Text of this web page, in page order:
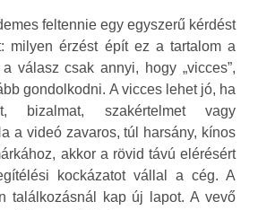
feltennie egy egyszerű kérdést
milyen érzést épít ez a tartalom a
válasz csak annyi, hogy „vicces”,
gondolkodni. A vicces lehet jó, ha
bizalmat, szakértelmet vagy
a videó zavaros, túl harsány, kínos
akkor a rövid távú elérésért
kockázatot vállal a cég. A
találkozásnál kap új lapot. A vevő